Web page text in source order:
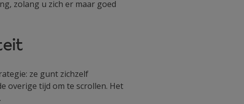
zolang u zich er maar goed
ze gunt zichzelf
overige tijd om te scrollen. Het